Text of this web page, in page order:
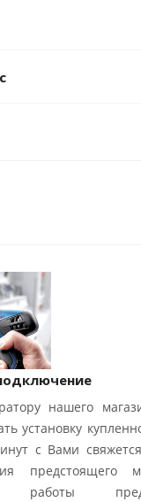
нашего
установку
с Вами
предстоящего
работы